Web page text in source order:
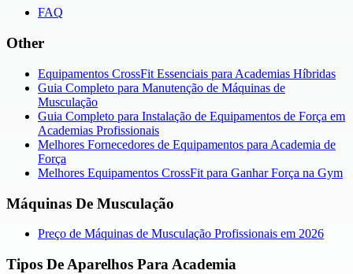
FAQ
Other
Equipamentos CrossFit Essenciais para Academias Híbridas
Guia Completo para Manutenção de Máquinas de
Musculação
Guia Completo para Instalação de Equipamentos de Força em
Academias Profissionais
Melhores Fornecedores de Equipamentos para Academia de
Força
Melhores Equipamentos CrossFit para Ganhar Força na Gym
Máquinas De Musculação
Preço de Máquinas de Musculação Profissionais em 2026
Tipos De Aparelhos Para Academia